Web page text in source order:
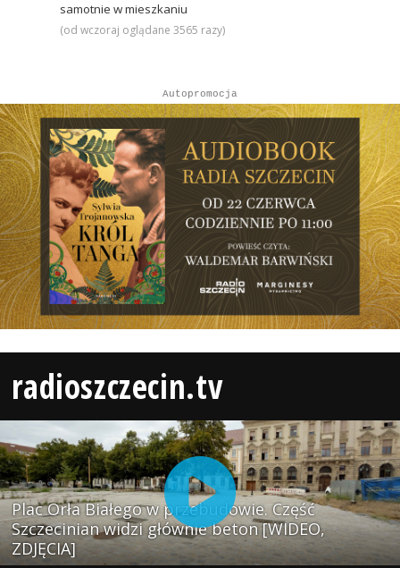
samotnie w mieszkaniu
(od wczoraj oglądane 3565 razy)
Autopromocja
radioszczecin.tv
Plac Orła Białego w przebudowie. Część
Szczecinian widzi głównie beton [WIDEO,
ZDJĘCIA]